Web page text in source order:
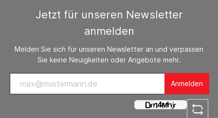
Jetzt für unseren Newsletter
anmelden
Melden Sie sich für unseren Newsletter an und verpassen
Sie keine Neuigkeiten oder Angebote mehr.
Anmelden